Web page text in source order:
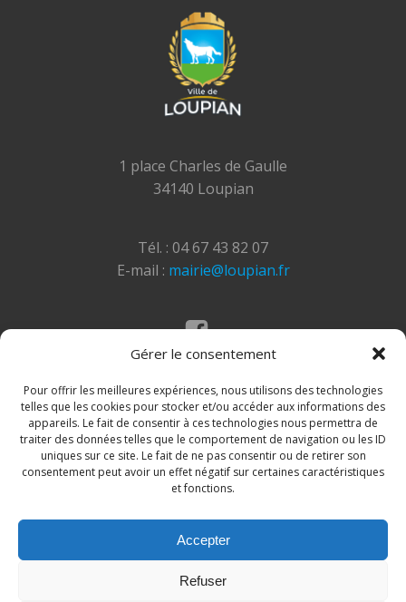
Gérer le consentement
Pour offrir les meilleures expériences, nous utilisons des technologies
telles que les cookies pour stocker et/ou accéder aux informations des
appareils. Le fait de consentir à ces technologies nous permettra de
traiter des données telles que le comportement de navigation ou les ID
uniques sur ce site. Le fait de ne pas consentir ou de retirer son
consentement peut avoir un effet négatif sur certaines caractéristiques
et fonctions.
Accepter
Refuser
1 place Charles de Gaulle
34140 Loupian
Tél. : 04 67 43 82 07
E-mail : mairie@loupian.fr
© 2026 Site de la commune de Loupian. Un service
proposé parComm'un Site